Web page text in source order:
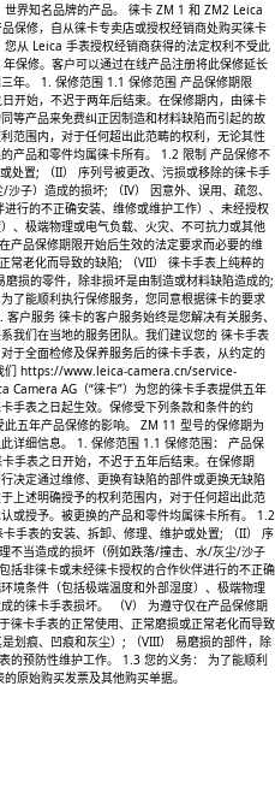
界知名品牌的产品。 徕卡 ZM 1 和 ZM2 Leica
保修，自从徕卡专卖店或授权经销商处购买徕卡
从 Leica 手表授权经销商获得的法定权利不受此
保修。客户可以通过在线产品注册将此保修延长
年。 1. 保修范围 1.1 保修范围 产品保修期限
开始，不迟于两年后结束。在保修期内，由徕卡
等产品来免费纠正因制造和材料缺陷而引起的故
范围内，对于任何超出此范畴的权利，无论其性
产品和零件均属徕卡所有。 1.2 限制 产品保修不
处置; （II） 序列号被更改、污损或移除的徕卡手
子）造成的损坏; （IV） 因意外、误用、疏忽、
行的不正确安装、维修或维护工作）、未经授权
、极端物理或电气负载、火灾、不可抗力或其他
产品保修期限开始后生效的法定要求而必要的维
常老化而导致的缺陷; （VII） 徕卡手表上纯粹的
损的零件，除非损坏是由制造或材料缺陷造成的;
了能顺利执行保修服务，您同意根据徕卡的要求
户服务 徕卡的客户服务始终是您解决有关服务、
我们在当地的服务团队。我们建议您的 徕卡手表
于全面检修及保养服务后的徕卡手表，从约定的
们 https://www.leica-camera.cn/service-
AG（“徕卡”）为您的徕卡手表提供五年
手表之日起生效。保修受下列条款和条件的约
五年产品保修的影响。 ZM 11 型号的保修期为
详细信息。 1. 保修范围 1.1 保修范围： 产品保
手表之日开始，不迟于五年后结束。在保修期
决定通过维修、更换有缺陷的部件或更换无缺陷
上述明确授予的权利范围内，对于任何超出此范
或授予。被更换的产品和零件均属徕卡所有。 1.2
手表的安装、拆卸、修理、维护或处置; （II） 序
不当造成的损坏（例如跌落/撞击、水/灰尘/沙子
括非徕卡或未经徕卡授权的合作伙伴进行的不正确
境条件（包括极端温度和外部湿度）、极端物理
的徕卡手表损坏。 （V） 为遵守仅在产品保修期
徕卡手表的正常使用、正常磨损或正常老化而导致
划痕、凹痕和灰尘）; （VIII） 易磨损的部件，除
的预防性维护工作。 1.3 您的义务： 为了能顺利
原始购买发票及其他购买单据。